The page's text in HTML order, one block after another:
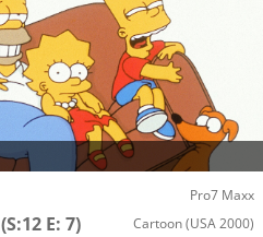
Pro7 Maxx
(S:12 E: 7) Cartoon(USA 2000)